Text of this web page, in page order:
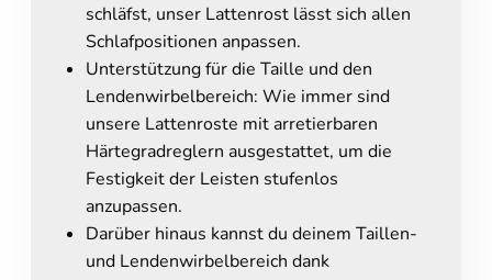
schläfst, unser Lattenrost lässt sich allen
Schlafpositionen anpassen.
Unterstützung für die Taille und den
Lendenwirbelbereich: Wie immer sind
unsere Lattenroste mit arretierbaren
Härtegradreglern ausgestattet, um die
Festigkeit der Leisten stufenlos
anzupassen.
Darüber hinaus kannst du deinem Taillen-
und Lendenwirbelbereich dank